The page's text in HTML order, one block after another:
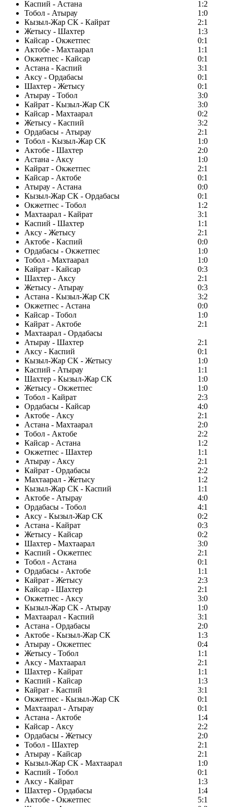
Каспий - Астана
1:2
Тобол - Атырау
1:0
Кызыл-Жар СК - Кайрат
2:1
Жетысу - Шахтер
1:3
Кайсар - Окжетпес
0:1
Актобе - Махтаарал
1:1
Окжетпес - Кайсар
0:1
Астана - Каспий
3:1
Аксу - Ордабасы
0:1
Шахтер - Жетысу
0:1
Атырау - Тобол
3:0
Кайрат - Кызыл-Жар СК
3:0
Кайсар - Махтаарал
0:2
Жетысу - Каспий
3:2
Ордабасы - Атырау
2:1
Тобол - Кызыл-Жар СК
1:0
Актобе - Шахтер
2:0
Астана - Аксу
1:0
Кайрат - Окжетпес
2:1
Кайсар - Актобе
0:1
Атырау - Астана
0:0
Кызыл-Жар СК - Ордабасы
0:1
Окжетпес - Тобол
1:2
Махтаарал - Кайрат
3:1
Каспий - Шахтер
1:1
Аксу - Жетысу
2:1
Актобе - Каспий
0:0
Ордабасы - Окжетпес
1:0
Тобол - Махтаарал
1:0
Кайрат - Кайсар
0:3
Шахтер - Аксу
2:1
Жетысу - Атырау
0:3
Астана - Кызыл-Жар СК
3:2
Окжетпес - Астана
0:0
Кайсар - Тобол
1:0
Кайрат - Актобе
2:1
Махтаарал - Ордабасы
Атырау - Шахтер
2:1
Аксу - Каспий
0:1
Кызыл-Жар СК - Жетысу
1:0
Каспий - Атырау
1:1
Шахтер - Кызыл-Жар СК
1:0
Жетысу - Окжетпес
1:0
Тобол - Кайрат
2:3
Ордабасы - Кайсар
4:0
Актобе - Аксу
2:1
Астана - Махтаарал
2:0
Тобол - Актобе
2:2
Кайсар - Астана
1:2
Окжетпес - Шахтер
1:1
Атырау - Аксу
2:1
Кайрат - Ордабасы
2:2
Махтаарал - Жетысу
1:2
Кызыл-Жар СК - Каспий
1:1
Актобе - Атырау
4:0
Ордабасы - Тобол
4:1
Аксу - Кызыл-Жар СК
0:2
Астана - Кайрат
0:3
Жетысу - Кайсар
0:2
Шахтер - Махтаарал
3:0
Каспий - Окжетпес
2:1
Тобол - Астана
0:1
Ордабасы - Актобе
1:1
Кайрат - Жетысу
2:3
Кайсар - Шахтер
2:1
Окжетпес - Аксу
3:0
Кызыл-Жар СК - Атырау
1:0
Махтаарал - Каспий
3:1
Астана - Ордабасы
2:0
Актобе - Кызыл-Жар СК
1:3
Атырау - Окжетпес
0:4
Жетысу - Тобол
1:1
Аксу - Махтаарал
2:1
Шахтер - Кайрат
1:1
Каспий - Кайсар
1:3
Кайрат - Каспий
3:1
Окжетпес - Кызыл-Жар СК
0:1
Махтаарал - Атырау
0:1
Астана - Актобе
1:4
Кайсар - Аксу
2:2
Ордабасы - Жетысу
2:0
Тобол - Шахтер
2:1
Атырау - Кайсар
2:1
Кызыл-Жар СК - Махтаарал
1:0
Каспий - Тобол
0:1
Аксу - Кайрат
1:3
Шахтер - Ордабасы
1:4
Актобе - Окжетпес
5:1